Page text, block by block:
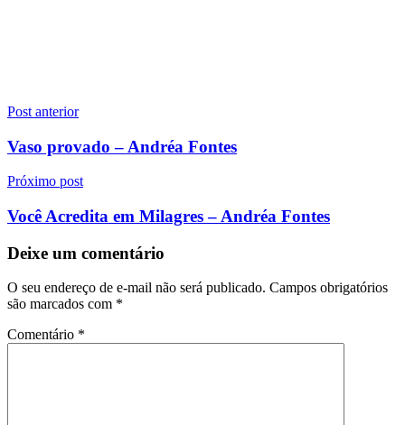
Navegação
de
Post anterior
Vaso provado – Andréa Fontes
Próximo post
Você Acredita em Milagres – Andréa Fontes
Deixe um comentário
O seu endereço de e-mail não será publicado. Campos obrigatórios
são marcados com *
Comentário *